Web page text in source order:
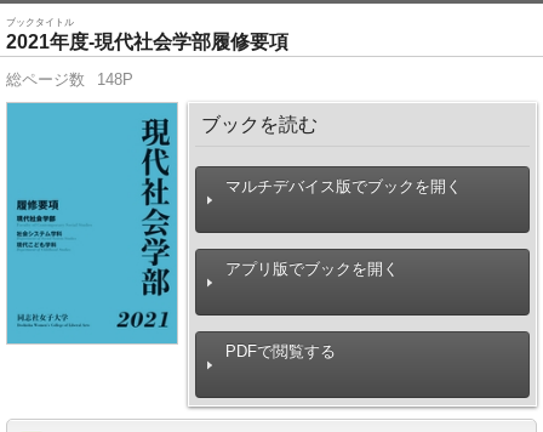
ブックタイトル
2021年度-現代社会学部履修要項
総ページ数 148P
ブックを読む
マルチデバイス版でブックを開く
アプリ版でブックを開く
PDFで閲覧する